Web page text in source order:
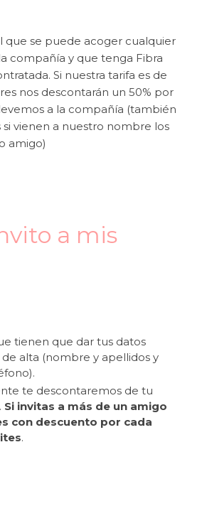
que se puede acoger cualquier
compañía y que tenga Fibra
Si nuestra tarifa es de
nos descontarán un 50% por
a la compañía (también
vienen a nuestro nombre los
amigo)
a mis
tienen que dar tus datos
alta (nombre y apellidos y
te descontaremos de tu
Si invitas a más de un amigo
con descuento por cada
.